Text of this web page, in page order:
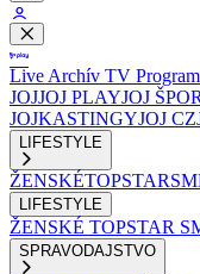
Live Archív TV Program
JOJJOJ PLAYJOJ
JOJKASTINGYJOJ CZ
LIFESTYLE
ŽENSKÉTOPSTAR
LIFESTYLE
ŽENSKÉ TOPSTAR
SPRAVODAJSTVO